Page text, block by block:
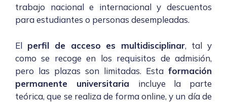
trabajo nacional e internacional y descuentos
para estudiantes o personas desempleadas.
El perfil de acceso es multidisciplinar, tal y
como se recoge en los requisitos de admisión,
pero las plazas son limitadas. Esta formación
permanente universitaria incluye la parte
teórica, que se realiza de forma online, y un día de